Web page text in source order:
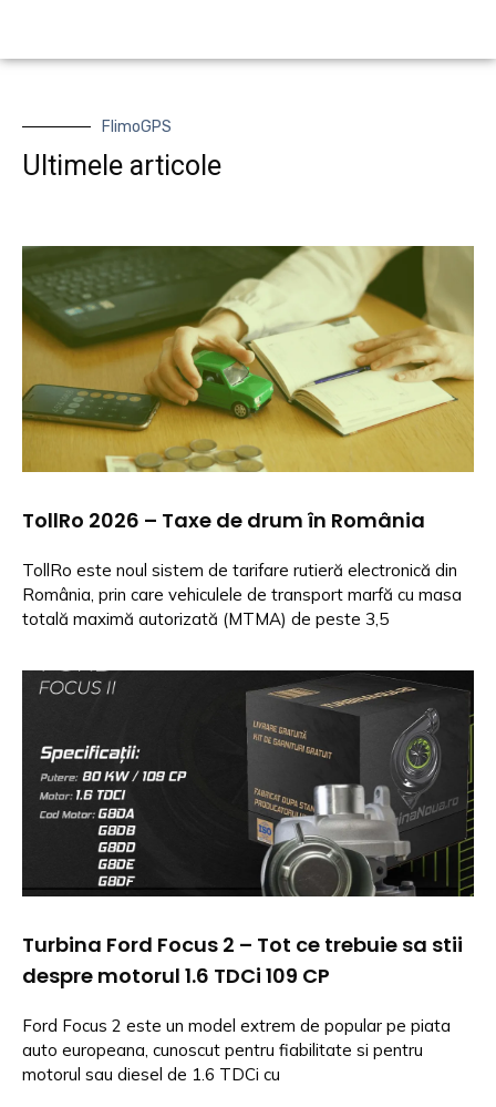
FlimoGPS
Ultimele articole
TollRo 2026 – Taxe de drum în România
TollRo este noul sistem de tarifare rutieră electronică din
România, prin care vehiculele de transport marfă cu masa
totală maximă autorizată (MTMA) de peste 3,5
Turbina Ford Focus 2 – Tot ce trebuie sa stii
despre motorul 1.6 TDCi 109 CP
Ford Focus 2 este un model extrem de popular pe piata
auto europeana, cunoscut pentru fiabilitate si pentru
motorul sau diesel de 1.6 TDCi cu